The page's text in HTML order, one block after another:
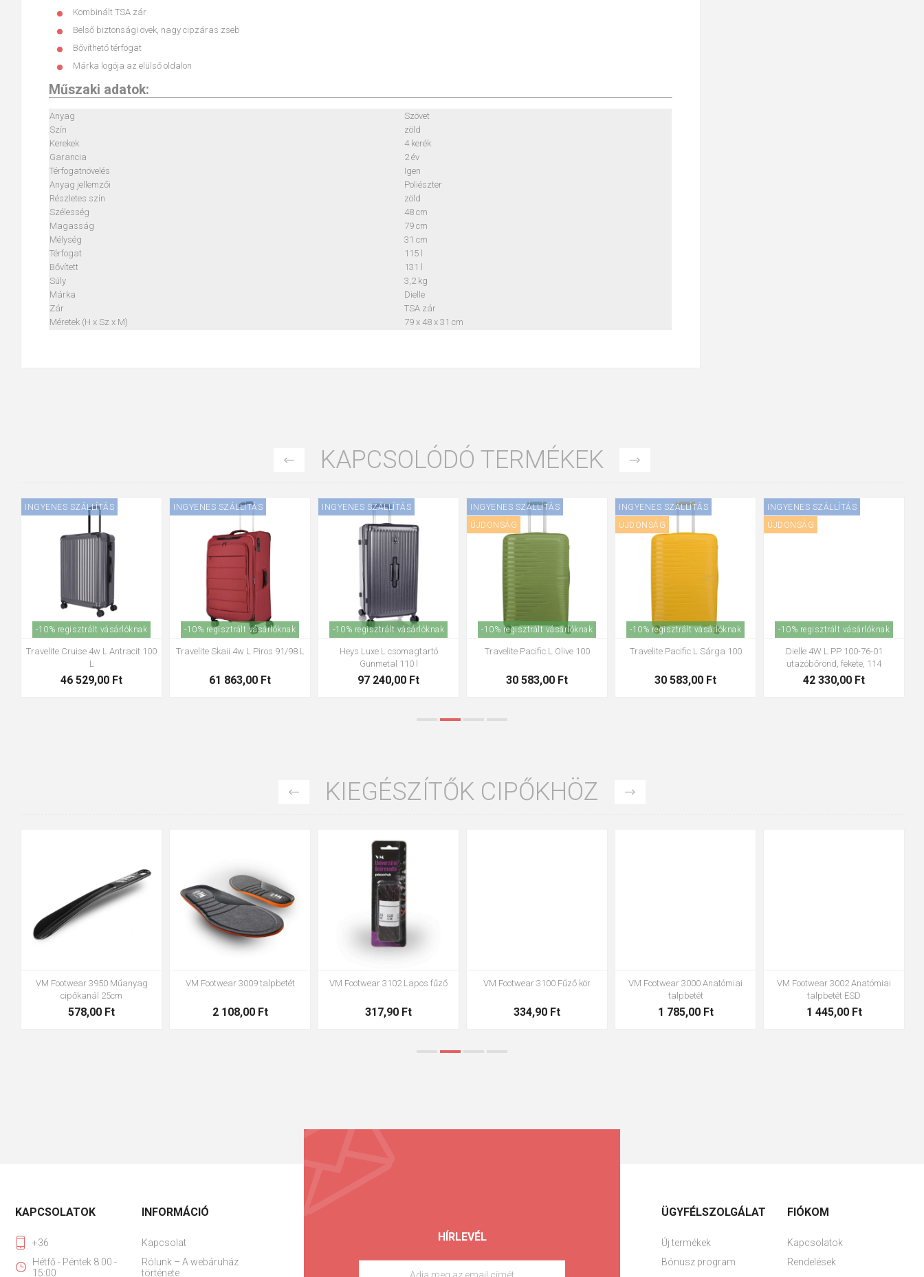
Kombinált TSA zár
Belső biztonsági övek, nagy cipzáras zseb
Bővíthető térfogat
Márka logója az elülső oldalon
Műszaki adatok:
Anyag
Szövet
Szín
zöld
Kerekek
4 kerék
Garancia
2 év
Térfogatnövelés
Igen
Anyag jellemzői
Poliészter
Részletes szín
zöld
Szélesség
48 cm
Magasság
79 cm
Mélység
31 cm
Térfogat
115 l
Bővített
131 l
Súly
3,2 kg
Márka
Dielle
Zár
TSA zár
Méretek (H x Sz x M)
79 x 48 x 31 cm
KAPCSOLÓDÓ TERMÉKEK
INGYENES SZÁLLÍTÁS
-10% regisztrált vásárlóknak
Travelite Cruise 4w L Antracit 100
L
46 529,00 Ft
INGYENES SZÁLLÍTÁS
-10% regisztrált vásárlóknak
Travelite Skaii 4w L Piros 91/98 L
61 863,00 Ft
INGYENES SZÁLLÍTÁS
-10% regisztrált vásárlóknak
Heys Luxe L csomagtartó
Gunmetal 110 l
97 240,00 Ft
INGYENES SZÁLLÍTÁS
-10% regisztrált vásárlóknak
ÚJDONSÁG
Travelite Pacific L Olive 100
30 583,00 Ft
INGYENES SZÁLLÍTÁS
-10% regisztrált vásárlóknak
ÚJDONSÁG
Travelite Pacific L Sárga 100
30 583,00 Ft
INGYENES SZÁLLÍTÁS
-10% regisztrált vásárlóknak
ÚJDONSÁG
Dielle 4W L PP 100-76-01
utazóbőrönd, fekete, 114
42 330,00 Ft
KIEGÉSZÍTŐK CIPŐKHÖZ
VM Footwear 3950 Műanyag
cipőkanál 25cm
578,00 Ft
VM Footwear 3009 talpbetét
2 108,00 Ft
VM Footwear 3102 Lapos fűző
317,90 Ft
125cm
VM Footwear 3100 Fűző kör
334,90 Ft
VM Footwear 3000 Anatómiai
talpbetét
1 785,00 Ft
VM Footwear 3002 Anatómiai
talpbetét ESD
1 445,00 Ft
HÍRLEVÉL
KAPCSOLATOK
+36
Hétfő - Péntek 8:00 -
15:00
INFORMÁCIÓ
Kapcsolat
Rólunk – A webáruház
története
ÜGYFÉLSZOLGÁLAT
Új termékek
Bónusz program
FIÓKOM
Kapcsolatok
Rendelések